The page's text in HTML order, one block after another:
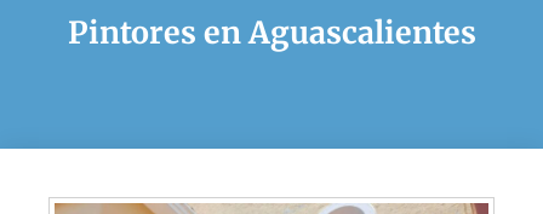
Pintores en Aguascalientes